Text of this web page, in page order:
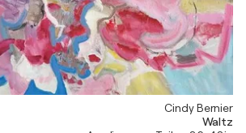
Cindy Bernier
Waltz